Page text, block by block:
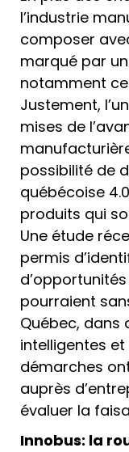
l’industrie
composer
marqué par
notamment
Justement,
mises de
possibilité de
québécoise
produits qui
Une étude
permis
pourraient
Québec, dans
intelligentes
démarches
auprès
évaluer la
Innobus: la